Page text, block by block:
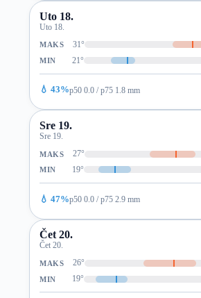
Uto 18.
Uto 18.
MAKS 31°
MIN 21°
💧 43%p50 0.0 / p75 1.8 mm
Sre 19.
Sre 19.
MAKS 27°
MIN 19°
💧 47%p50 0.0 / p75 2.9 mm
Čet 20.
Čet 20.
MAKS 26°
MIN 19°